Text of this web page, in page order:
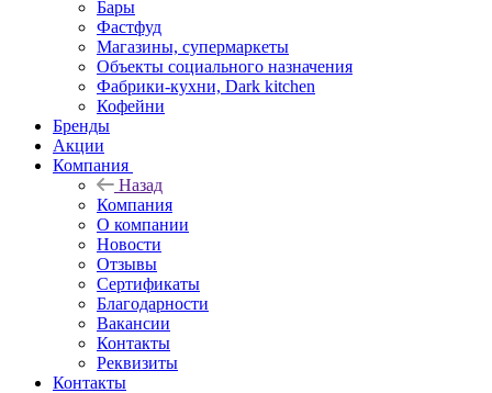
Бары
Фастфуд
Магазины, супермаркеты
Объекты социального назначения
Фабрики-кухни, Dark kitchen
Кофейни
Бренды
Акции
Компания
Назад
Компания
О компании
Новости
Отзывы
Сертификаты
Благодарности
Вакансии
Контакты
Реквизиты
Контакты